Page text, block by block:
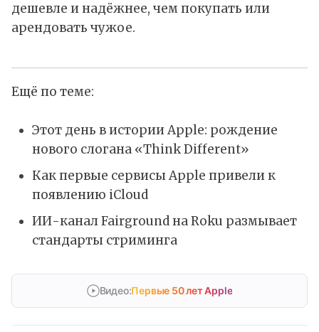
дешевле и надёжнее, чем покупать или
арендовать чужое.
Ещё по теме:
Этот день в истории Apple: рождение
нового слогана «Think Different»
Как первые сервисы Apple привели к
появлению iCloud
ИИ-канал Fairground на Roku размывает
стандарты стриминга
Видео:Первые 50 лет Apple